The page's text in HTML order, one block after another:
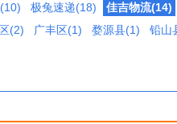
极兔速递(18)
佳吉物流(14)
(2) 广丰区(1) 婺源县(1)
铅山